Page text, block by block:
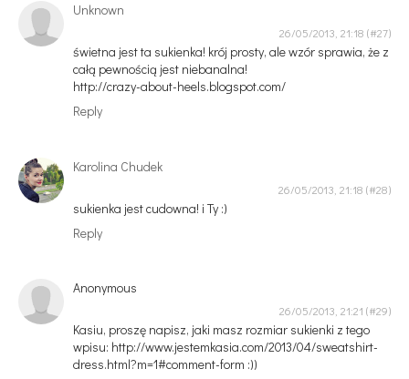
Unknown
26/05/2013, 21:18
świetna jest ta sukienka! krój prosty, ale wzór sprawia, że z
całą pewnością jest niebanalna!
http://crazy-about-heels.blogspot.com/
Reply
Karolina Chudek
26/05/2013, 21:18
sukienka jest cudowna! i Ty :)
Reply
Anonymous
26/05/2013, 21:21
Kasiu, proszę napisz, jaki masz rozmiar sukienki z tego
wpisu: http://www.jestemkasia.com/2013/04/sweatshirt-
dress.html?m=1#comment-form :))